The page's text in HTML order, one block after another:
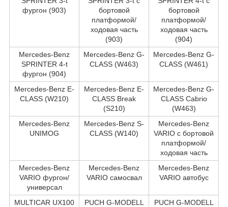
фургон (903)
бортовой
платформой/
ходовая часть
(903)
бортовой
платформой/
ходовая часть
(904)
Mercedes-Benz
SPRINTER 4-t
фургон (904)
Mercedes-Benz G-
CLASS (W463)
Mercedes-Benz G-
CLASS (W461)
Mercedes-Benz E-
CLASS (W210)
Mercedes-Benz E-
CLASS Break
(S210)
Mercedes-Benz G-
CLASS Cabrio
(W463)
Mercedes-Benz
UNIMOG
Mercedes-Benz S-
CLASS (W140)
Mercedes-Benz
VARIO c бортовой
платформой/
ходовая часть
Mercedes-Benz
VARIO фургон/
универсал
Mercedes-Benz
VARIO самосвал
Mercedes-Benz
VARIO автобус
MULTICAR UX100
PUCH G-MODELL
PUCH G-MODELL